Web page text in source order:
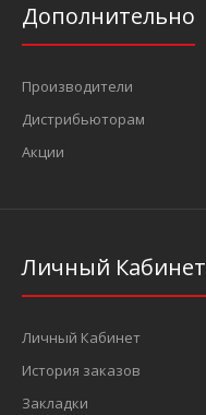
Дополнительно
Производители
Дистрибьюторам
Акции
Личный Кабинет
Личный Кабинет
История заказов
Закладки